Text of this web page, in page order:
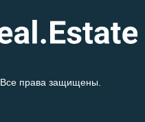
права защищены.